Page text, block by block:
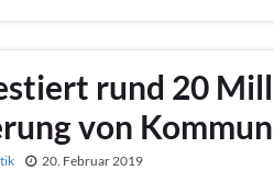
rund 20
von
20. Februar 2019